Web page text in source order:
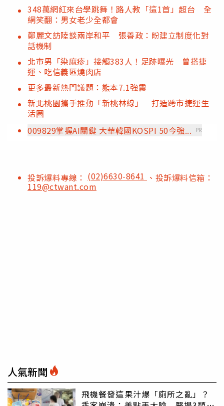
348萬網紅來台學跳舞！路人教「這1首」超台 全
網笑翻：男女老少全都會
鄭麗文訪陸談兩岸和平 張善政：盼建立制度化對
話機制
北市男「染麻疹」接觸383人！足跡曝光 曾搭捷
運、吃信義區燒肉店
更多最新熱門議題：熊本7.1強震
新北桃園攜手推動「新桃林線」 打造跨市捷運生
活圈
009829掌握AI關鍵 大華韓國KOSPI 50今強...
PR
投訴爆料專線： (02)6630-8641 、投訴爆料信箱：
119@ctwant.com
人氣新聞
飛機餐發這果汁爆「廁所之亂」？